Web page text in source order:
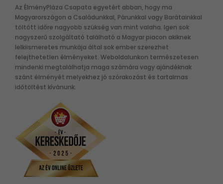
Az ÉlményPláza Csapata egyetért abban, hogy ma
Magyarországon a Családunkkal, Párunkkal vagy Barátainkkal
töltött időre nagyobb szükség van mint valaha. Igen sok
nagyszerű szolgáltató található a Magyar piacon akiknek
lelkiismeretes munkája által sok ember szerezhet
felejthetetlen élményeket. Weboldalunkon természetesen
mindenki megtalálhatja maga számára vagy ajándéknak
szánt élményét melyekhez jó szórakozást és tartalmas
időtöltést kívánunk.